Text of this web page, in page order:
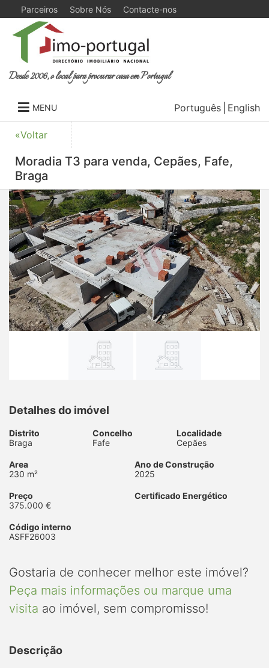
Parceiros Sobre Nós Contacte-nos
Desde 2006, o local para procurar casa em Portugal
MENU Português English
«Voltar
Moradia T3 para venda, Cepães, Fafe,
Braga
Detalhes do imóvel
Distrito
Braga
Concelho
Fafe
Localidade
Cepães
Area
230 m²
Ano de Construção
2025
Preço
375.000 €
Certificado Energético
Código interno
ASFF26003
Gostaria de conhecer melhor este imóvel?
Peça mais informações ou marque uma
visita ao imóvel, sem compromisso!
Descrição